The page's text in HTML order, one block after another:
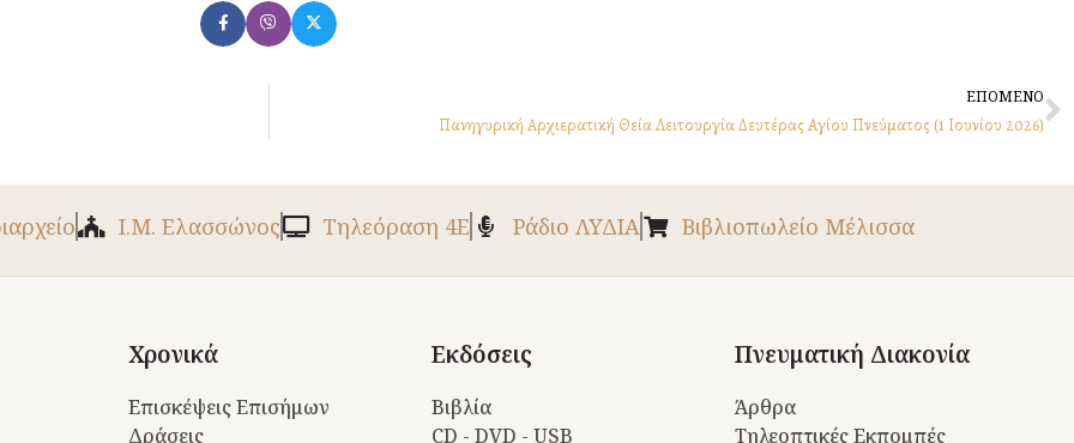
ΕΠΟΜΕΝΟ
Πα­νη­γυ­ρι­κή Αρχιερατική Θεία Λειτουργία Δευτέρας Αγίου Πνεύματος (1 Ιουνίου 2026)
Ι.Μ. Ελασσώνος Tηλεόραση 4Ε Ράδιο ΛΥΔΙΑ Βιβλιοπωλείο Μέλισσα
Χρονικά
Επισκέψεις Επισήμων
Δράσεις
Εκδόσεις
Βιβλία
CD - DVD - USB
Πνευματική Διακονία
Άρθρα
Τηλεοπτικές Εκπομπές